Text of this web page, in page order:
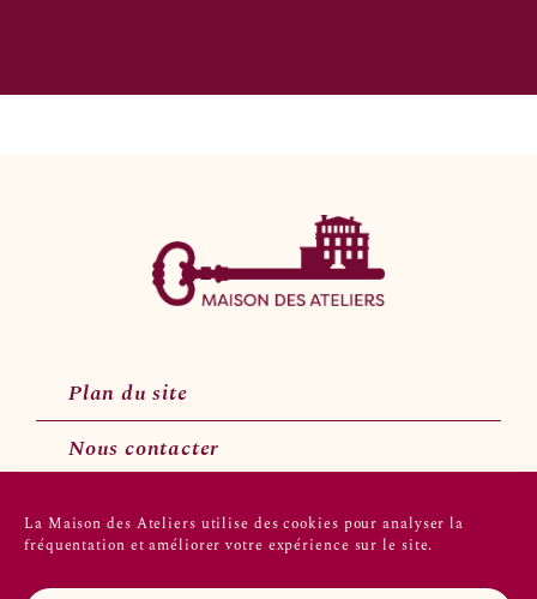
La Maison des Ateliers utilise des cookies pour analyser la
fréquentation et améliorer votre expérience sur le site.
Plan du site
Nous contacter